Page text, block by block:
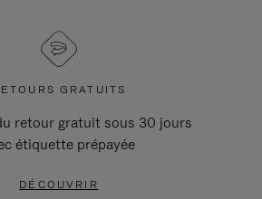
GRATUITS
retour gratuit sous 30 jours
étiquette prépayée
DÉCOUVRIR